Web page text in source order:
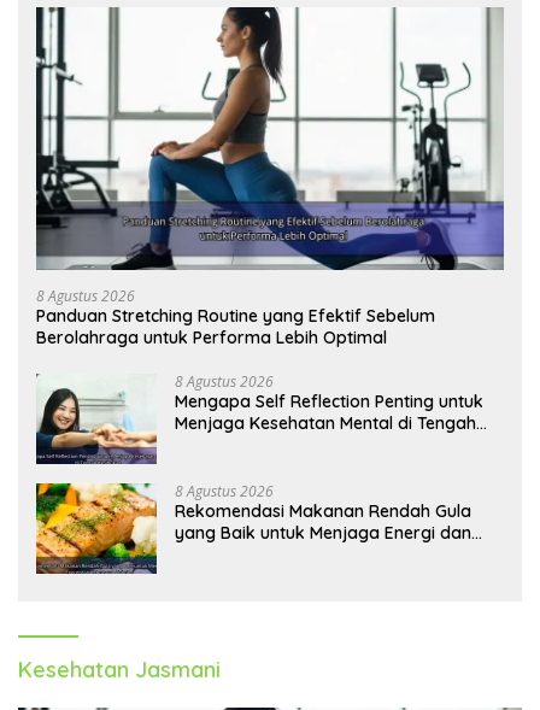
8 Agustus 2026
Panduan Stretching Routine yang Efektif Sebelum
Berolahraga untuk Performa Lebih Optimal
8 Agustus 2026
Mengapa Self Reflection Penting untuk
Menjaga Kesehatan Mental di Tengah
8 Agustus 2026
Rekomendasi Makanan Rendah Gula
yang Baik untuk Menjaga Energi dan
Kesehatan Jasmani